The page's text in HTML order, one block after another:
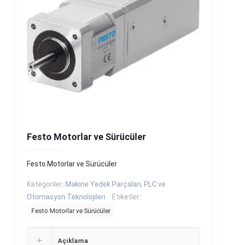
Festo Motorlar ve Sürücüler
Festo Motorlar ve Sürücüler
Kategoriler: Makine Yedek Parçaları, PLC ve
Otomasyon Teknolojileri
Etiketler:
Festo Motorlar ve Sürücüler
Açıklama